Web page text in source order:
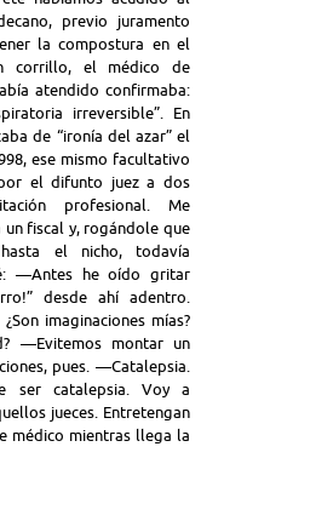
previo juramento
la compostura en el
corrillo, el médico de
atendido confirmaba:
irreversible”. En
de “ironía del azar” el
ese mismo facultativo
el difunto juez a dos
profesional. Me
un fiscal y, rogándole que
el nicho, todavía
—Antes he oído gritar
desde ahí adentro.
imaginaciones mías?
—Evitemos montar un
pues. —Catalepsia.
ser catalepsia. Voy a
jueces. Entretengan
médico mientras llega la